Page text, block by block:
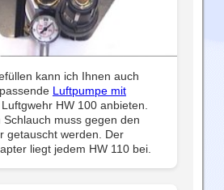
kann ich Ihnen auch
Luftpumpe mit
HW 100 anbieten.
muss gegen den
getauscht werden. Der
liegt jedem HW 110 bei.